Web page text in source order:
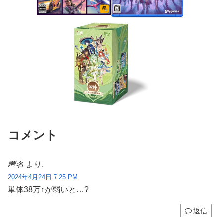
コメント
匿名 より:
2024年4月24日 7:25 PM
単体38万↑が弱いと…?
返信